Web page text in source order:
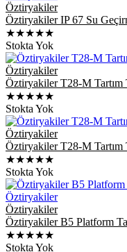
Öztiryakiler
Öztiryakiler IP 67 Su
★★★★★
Stokta Yok
Öztiryakiler
Öztiryakiler T28-M Tartım
★★★★★
Stokta Yok
Öztiryakiler
Öztiryakiler T28-M Tartım
★★★★★
Stokta Yok
Öztiryakiler
Öztiryakiler B5 Platform
★★★★★
Stokta Yok